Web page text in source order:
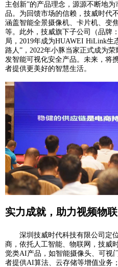
主创新”的产品理念，源源不断地
品。为回馈市场的信赖，技威时代
涵盖智能全景摄像机、卡片机、变
等。此外，技威旗下子公司（品牌
局，2019年成为HUAWEI HiLink生
路人”，2022年小豚当家正式成为
发智能可视化安全产品。未来，将
者提供更美好的智慧生活。
实力成就，助力视频物
深圳技威时代科技有限公司定位
商，依托人工智能、物联网，技威
觉类AI产品，如智能摄像头、可视
者提供AI算法、云存储等增值业务